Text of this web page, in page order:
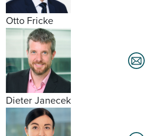
Otto Fricke
Dieter Janecek